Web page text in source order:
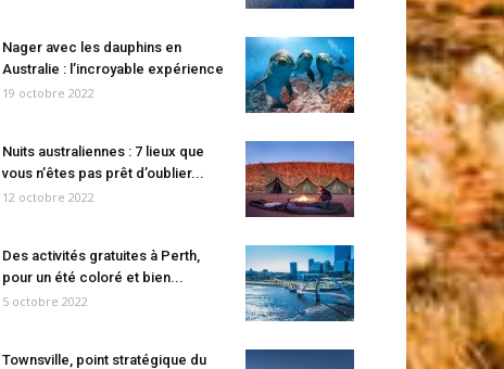
Nager avec les dauphins en
Australie : l’incroyable expérience
19 octobre 2022
Nuits australiennes : 7 lieux que
vous n’êtes pas prêt d’oublier...
12 octobre 2022
Des activités gratuites à Perth,
pour un été coloré et bien...
5 octobre 2022
Townsville, point stratégique du